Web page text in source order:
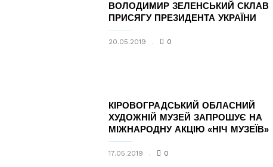
ВОЛОДИМИР ЗЕЛЕНСЬКИЙ СКЛАВ
ПРИСЯГУ ПРЕЗИДЕНТА УКРАЇНИ
20.05.2019 0
КІРОВОГРАДСЬКИЙ ОБЛАСНИЙ
ХУДОЖНІЙ МУЗЕЙ ЗАПРОШУЄ НА
МІЖНАРОДНУ АКЦІЮ «НІЧ МУЗЕЇВ»
17.05.2019 0